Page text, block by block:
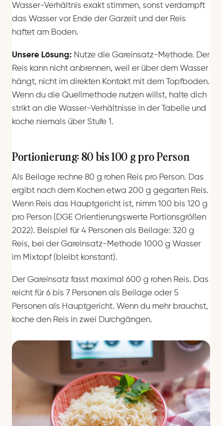
Wasser-Verhältnis exakt stimmen, sonst verdampft
das Wasser vor Ende der Garzeit und der Reis
haftet am Boden.
Unsere Lösung: Nutze die Gareinsatz-Methode. Der
Reis kann nicht anbrennen, weil er über dem Wasser
hängt, nicht im direkten Kontakt mit dem Topfboden.
Wenn du die Quellmethode nutzen willst, halte dich
strikt an die Wasser-Verhältnisse in der Tabelle und
koche niemals über Stufe 1.
Portionierung: 80 bis 100 g pro Person
Als Beilage rechne 80 g rohen Reis pro Person. Das
ergibt nach dem Kochen etwa 200 g gegarten Reis.
Wenn Reis das Hauptgericht ist, nimm 100 bis 120 g
pro Person (DGE Orientierungswerte Portionsgrößen
2022). Beispiel für 4 Personen als Beilage: 320 g
Reis, bei der Gareinsatz-Methode 1000 g Wasser
im Mixtopf (bleibt konstant).
Der Gareinsatz fasst maximal 600 g rohen Reis. Das
reicht für 6 bis 7 Personen als Beilage oder 5
Personen als Hauptgericht. Wenn du mehr brauchst,
koche den Reis in zwei Durchgängen.